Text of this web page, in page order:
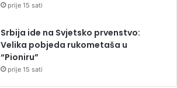
prije 15 sati
Srbija ide na Svjetsko prvenstvo:
Velika pobjeda rukometaša u
“Pioniru”
prije 15 sati